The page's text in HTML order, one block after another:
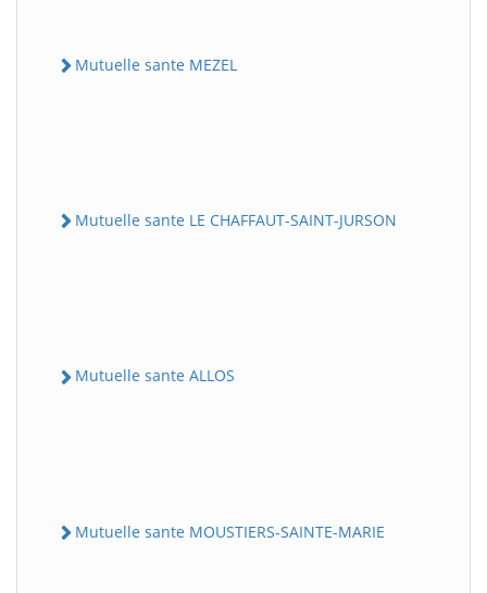
Mutuelle sante MEZEL
Mutuelle sante LE CHAFFAUT-SAINT-JURSON
Mutuelle sante ALLOS
Mutuelle sante MOUSTIERS-SAINTE-MARIE